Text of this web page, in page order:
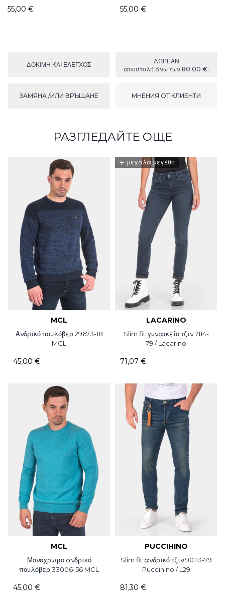
55,00 € 55,00 €
ΔΟΚΙΜΉ ΚΑΙ ΕΛΕΓΧΟΣ
ΔΩΡΕΑΝ
αποστολή άνω των 80.00 €.
ЗАМЯНА /ИЛИ ВРЪЩАНЕ МНЕНИЯ ОТ КЛИЕНТИ
РАЗГЛЕДАЙТЕ ОЩЕ
MCL
Ανδρικό πουλόβερ 29673-18
MCL
45,00 €
+ μεγάλα μεγέθη
LACARINO
Slim fit γυναικείο τζιν 7114-
79 / Lacarino
71,07 €
MCL
Μονόχρωμο ανδρικό
πουλόβερ 33006-56 MCL
45,00 €
PUCCIHINO
Slim fit ανδρικό τζιν 90113-79
Puccihino / L29
81,30 €